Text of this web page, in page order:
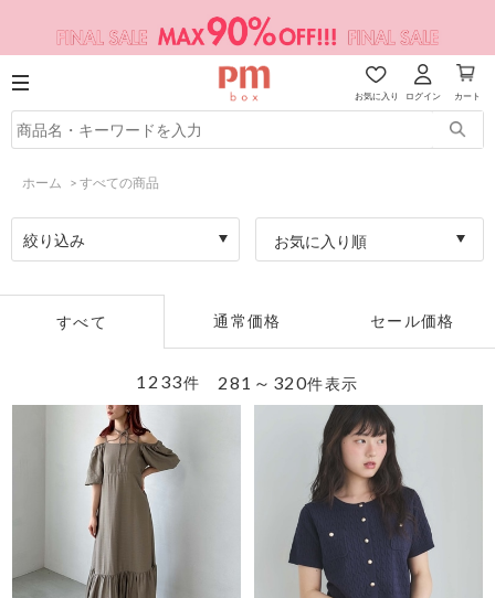
お気に入り ログイン カート
ホーム > すべての商品
絞り込み お気に入り順
すべて 通常価格 セール価格
281～320件表示
1233件